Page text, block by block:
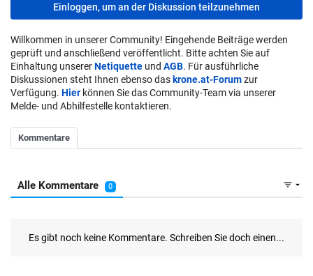
Einloggen, um an der Diskussion teilzunehmen
Willkommen in unserer Community! Eingehende Beiträge werden
geprüft und anschließend veröffentlicht. Bitte achten Sie auf
Einhaltung unsererNetiquette und AGB. Für ausführliche
Diskussionen steht Ihnen ebenso das krone.at-Forumzur
Verfügung. Hier können Sie das Community-Team via unserer
Melde- und Abhilfestelle kontaktieren.